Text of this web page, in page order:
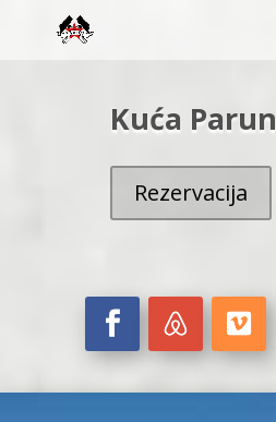
Kuća Parun
Rezervacija